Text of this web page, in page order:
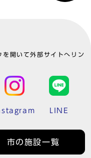
開いて外部サイトへリン
LINE
市の施設一覧